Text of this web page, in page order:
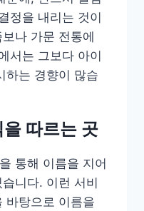
정을 내리는 것이
나 가문 전통에
서는 그보다 아이
하는 경향이 많습
따르는 곳
통해 이름을 지어
니다. 이런 서비
바탕으로 이름을